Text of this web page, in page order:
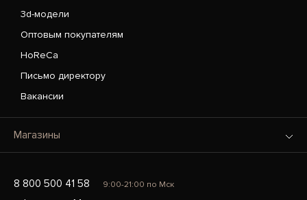
3d-модели
Оптовым покупателям
HoReCa
Письмо директору
Вакансии
Магазины
8 800 500 41 58 9:00-21:00 по Мск